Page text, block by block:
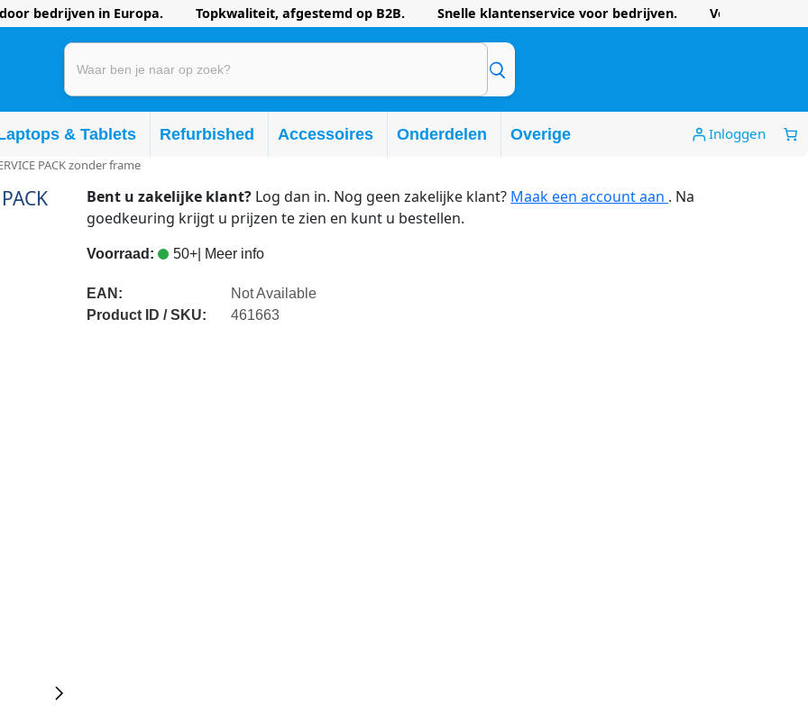
bedrijven in Europa. Topkwaliteit, afgestemd op B2B. Snelle klantenservice voor bedrijven. Voordelige
& Tablets Refurbished Accessoires Onderdelen Overige Inloggen
PACK zonder frame
Bent u zakelijke klant? Log dan in. Nog geen zakelijke klant? Maak een account aan . Na
goedkeuring krijgt u prijzen te zien en kunt u bestellen.
Voorraad: 50+ | Meer info
EAN:
Not Available
Product ID / SKU:
461663